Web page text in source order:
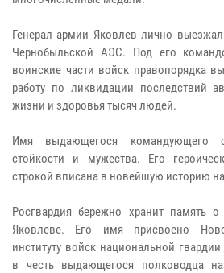
Генерал армии Яковлев лично
Чернобыльской АЭС. Под его
воинские части войск правопорядка
работу по ликвидации последствий
жизни и здоровья тысяч людей.
Имя выдающегося командующего
стойкости и мужества. Его
строкой вписана в новейшую историю
Росгвардия бережно хранит память
Яковлеве. Его имя присвоено
институту войск национальной
в честь выдающегося полководца